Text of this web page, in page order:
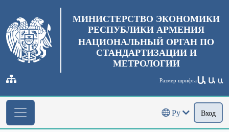
МИНИСТЕРСТВО ЭКОНОМИКИ
РЕСПУБЛИКИ АРМЕНИЯ
НАЦИОНАЛЬНЫЙ ОРГАН ПО
СТАНДАРТИЗАЦИИ И
МЕТРОЛОГИИ
Размер шрифтаԱ Ա Ա
Ру Вход